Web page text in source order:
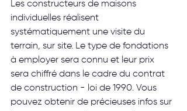
Les constructeurs de maisons
individuelles réalisent
systématiquement une visite du
terrain, sur site. Le type de fondations
à employer sera connu et leur prix
sera chiffré dans le cadre du contrat
de construction - loi de 1990. Vous
pouvez obtenir de précieuses infos sur